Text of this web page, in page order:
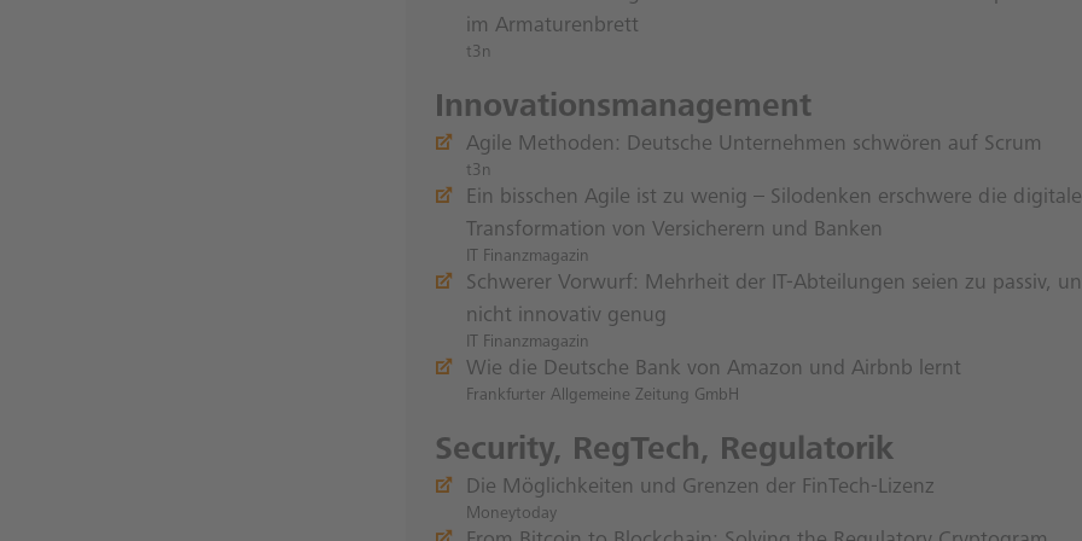
im Armaturenbrett
t3n
Innovationsmanagement
Agile Methoden: Deutsche Unternehmen schwören auf Scrum
t3n
Ein bisschen Agile ist zu wenig – Silodenken erschwere die digitale
Transformation von Versicherern und Banken
IT Finanzmagazin
Schwerer Vorwurf: Mehrheit der IT-Abteilungen seien zu passiv,
nicht innovativ genug
IT Finanzmagazin
Wie die Deutsche Bank von Amazon und Airbnb lernt
Frankfurter Allgemeine Zeitung GmbH
Security, RegTech, Regulatorik
Die Möglichkeiten und Grenzen der FinTech-Lizenz
Moneytoday